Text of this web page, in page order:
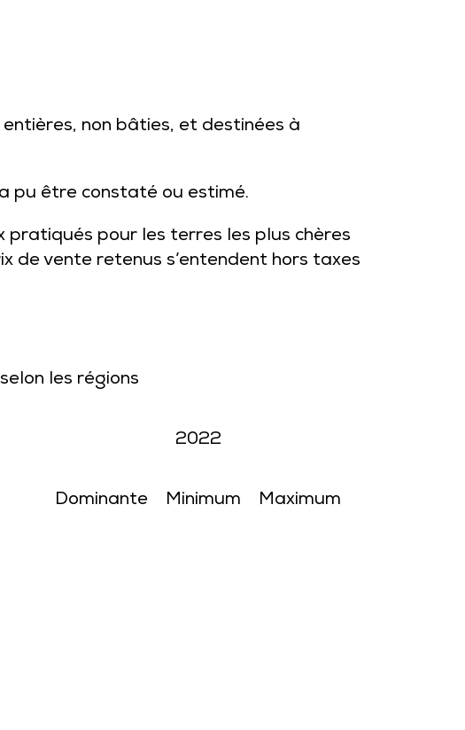
non bâties, et destinées à
pu être constaté ou estimé.
pratiqués pour les terres les plus chères
de vente retenus s’entendent hors taxes
les régions
2022
Dominante Minimum Maximum